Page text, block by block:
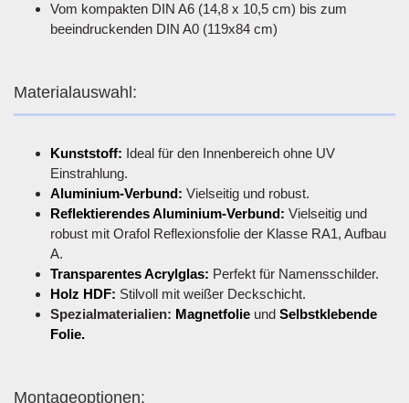
Vom kompakten DIN A6 (14,8 x 10,5 cm) bis zum
beeindruckenden DIN A0 (119x84 cm)
Materialauswahl:
Kunststoff: Ideal für den Innenbereich ohne UV
Einstrahlung.
Aluminium-Verbund: Vielseitig und robust.
Reflektierendes Aluminium-Verbund: Vielseitig und
robust mit Orafol Reflexionsfolie der Klasse RA1, Aufbau
A.
Transparentes Acrylglas: Perfekt für Namensschilder.
Holz HDF: Stilvoll mit weißer Deckschicht.
Spezialmaterialien: Magnetfolie und Selbstklebende
Folie.
Montageoptionen: